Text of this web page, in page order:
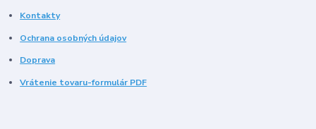
Kontakty
Ochrana osobných údajov
Doprava
Vrátenie tovaru-formulár PDF